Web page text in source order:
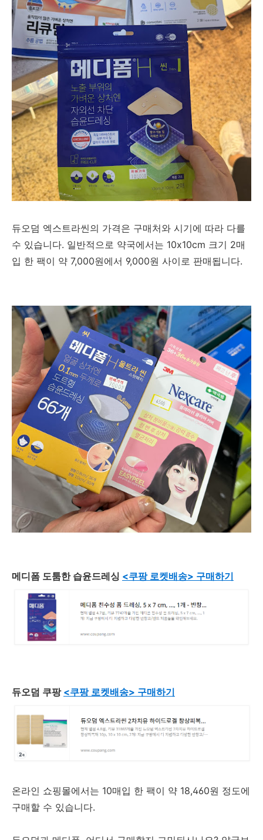
듀오덤 엑스트라씬의 가격은 구매처와 시기에 따라 다를
수 있습니다. 일반적으로 약국에서는 10x10cm 크기 2매
입 한 팩이 약 7,000원에서 9,000원 사이로 판매됩니다.
메디폼 도툼한 습윤드레싱 <쿠팡 로켓배송> 구매하기
듀오덤 쿠팡 <쿠팡 로켓배송> 구매하기
온라인 쇼핑몰에서는 10매입 한 팩이 약 18,460원 정도에
구매할 수 있습니다.